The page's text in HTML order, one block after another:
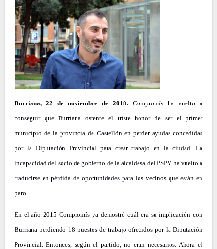
Burriana, 22 de noviembre de 2018: Compromís ha vuelto a
conseguir que Burriana ostente el triste honor de ser el primer
municipio de la provincia de Castellón en perder ayudas concedidas
por la Diputación Provincial para crear trabajo en la ciudad. La
incapacidad del socio de gobierno de la alcaldesa del PSPV ha vuelto a
traducirse en pérdida de oportunidades para los vecinos que están en
paro.
En el año 2015 Compromís ya demostró cuál era su implicación con
Burriana perdiendo 18 puestos de trabajo ofrecidos por la Diputación
Provincial. Entonces, según el partido, no eran necesarios. Ahora el